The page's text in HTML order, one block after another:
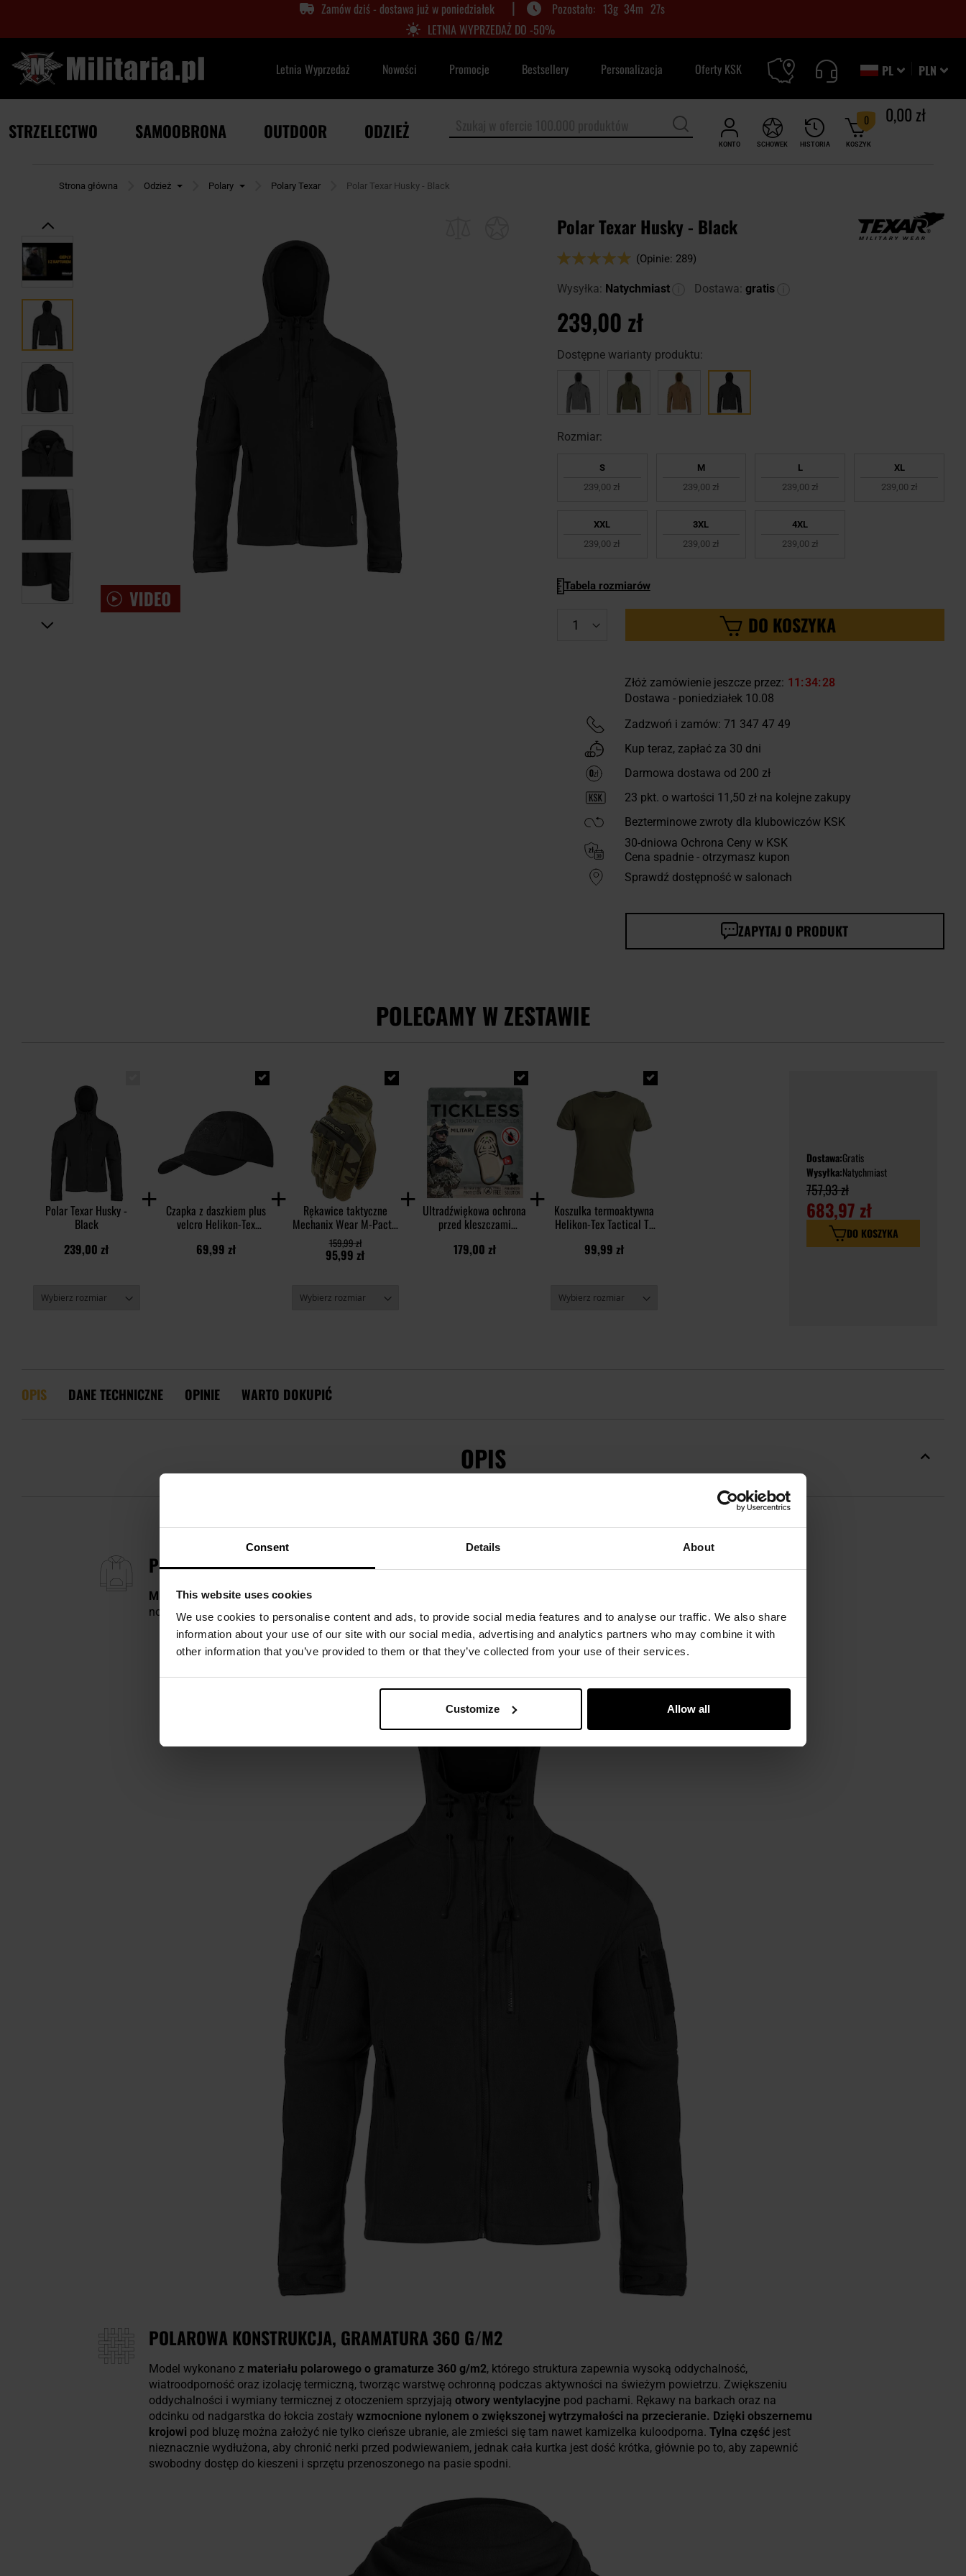
Consent Details About
This website uses cookies
We use cookies to personalise content and ads, to provide social media features and to analyse our traffic. We also share
information about your use of our site with our social media, advertising and analytics partners who may combine it with
other information that you’ve provided to them or that they’ve collected from your use of their services.
Customize Allow all
Zamów dziś - dostawa już w poniedziałek | 13g 34m 26s
LETNIA WYPRZEDAŻ DO -50%
PLN
PL
Letnia Wyprzedaż Nowości Promocje Bestsellery Personalizacja Oferty KSK
KONTO HISTORIA
SCHOWEK KOSZYK
0 0,00 zł
STRZELECTWO SAMOOBRONA OUTDOOR ODZIEŻ
Strona główna Odzież Polary Polary Texar Polar Texar Husky - Black
Polar Texar Husky - Black
Ocena:
(Opinie: 289)
Wysyłka: Natychmiast Dostawa: gratis
239,00 zł
Dostępne warianty produktu:
Rozmiar:
S
239,00 zł
M
239,00 zł
L
239,00 zł
XL
239,00 zł
XXL
239,00 zł
3XL
239,00 zł
4XL
239,00 zł
Tabela rozmiarów
DO KOSZYKA
Złóż zamówienie jeszcze przez: 11 34 27
Dostawa - poniedziałek 10.08
Zadzwoń i zamów: 71 347 47 49
Kup teraz, zapłać za 30 dni
Darmowa dostawa od 200 zł
23 pkt. o wartości 11,50 złna kolejne zakupy
Bezterminowe zwroty dla klubowiczów KSK
30-dniowa Ochrona Ceny w KSK
Cena spadnie - otrzymasz kupon
Sprawdź dostępność w salonach
ZAPYTAJ O PRODUKT
POLECAMY W ZESTAWIE
Polar Texar Husky -
Black
239,00 zł
Czapka z daszkiem plus
velcro Helikon-Tex
Black
69,99 zł
Rękawice taktyczne
Mechanix Wear M-Pact -
MultiCam
95,99 zł
159,99 zł
Ultradźwiękowa ochrona
przed kleszczami
ludzi - Beige
179,00 zł
Koszulka termoaktywna
Helikon-Tex Tactical T-
Green
99,99 zł
Dostawa:Gratis
Wysyłka:Natychmiast
757,93 zł
683,97 zł
DO KOSZYKA
OPIS DANE TECHNICZNE OPINIE WARTO DOKUPIĆ
OPIS
POLAR TEXAR HUSKY - BLACK
Miękka bluza polarowa w kolorze Black stanowiąca
noszenia pod kurtkami typu softshell, a także jako samodzielna bluza.
POLAROWA KONSTRUKCJA, GRAMATURA 360 G/M2
Model wykonano z materiału polarowego o gramaturze 360 g/m2, którego struktura zapewnia wysoką oddychalność,
wiatroodporność oraz izolację termiczną, tworząc warstwę ochronną podczas aktywności na świeżym powietrzu. Zwiększeniu
oddychalności i wymiany termicznej z otoczeniem sprzyjają otwory wentylacyjne pod pachami. Rękawy na barkach oraz na
odcinku od nadgarstka do łokcia zostały wzmocnione nylonem o zwiększonej wytrzymałości na przecieranie. Dzięki obszernemu
krojowi pod bluzę można założyć nie tylko cieńsze ubranie, ale zmieści się tam nawet kamizelka kuloodporna. Tylna część jest
nieznacznie wydłużona, aby chronić nerki przed podwiewaniem, jednak cała kurtka jest dość krótka, głównie po to, aby zapewnić
swobodny dostęp do kieszeni i sprzętu przenoszonego na pasie spodni.